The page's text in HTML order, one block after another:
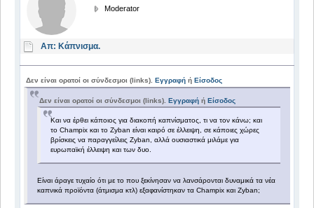
Moderator
Απ: Κάπνισμα.
Δεν είναι ορατοί οι σύνδεσμοι (links).Εγγραφή ήΕίσοδος
Δεν είναι ορατοί οι σύνδεσμοι (links).Εγγραφή ήΕίσοδος
Και να έρθει κάποιος για διακοπή καπνίσματος, τι να τον κάνω; και
το Champix και το Zyban είναι καιρό σε έλλειψη, σε κάποιες χώρες
βρίσκεις να παραγγείλεις Zyban, αλλά ουσιαστικά μιλάμε για
ευρωπαϊκή έλλειψη και των δυο.
Είναι άραγε τυχαίο ότι με το που ξεκίνησαν να λανσάρονται δυναμικά τα νέα
καπνικά προϊόντα (άτμισμα κτλ) εξαφανίστηκαν τα Champix και Zyban;